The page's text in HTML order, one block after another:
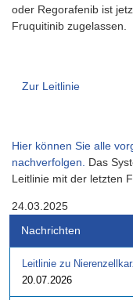
oder Regorafenib ist
Fruquitinib zugelassen.
Zur Leitlinie
Hier können Sie alle
nachverfolgen.
Das
Leitlinie mit der letzten
24.03.2025
Nachrichten
Leitlinie zu
20.07.2026